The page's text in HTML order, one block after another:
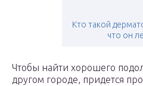
Кто такой
что он
Чтобы найти хорошего
другом городе, придется